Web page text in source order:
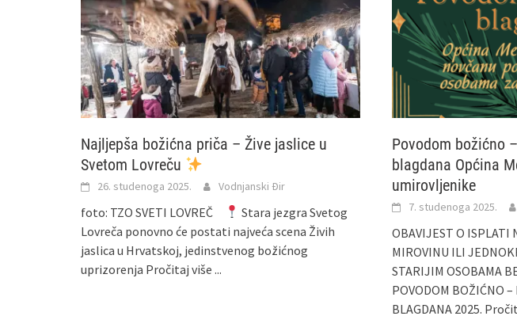
Najljepša božićna priča – Žive jaslice u
Svetom Lovreču
26. studenoga 2025. Vodnjanski Đir
foto: TZO SVETI LOVREČ
Stara jezgra Svetog
Lovreča ponovno će postati najveća scena Živih
jaslica u Hrvatskoj, jedinstvenog božićnog
uprizorenja Pročitaj više ...
Povodom božićno
blagdana Općina
umirovljenike
7. studenoga 2025.
OBAVIJEST O ISPLATI
MIROVINU ILI
STARIJIM OSOBAMA
POVODOM BOŽIĆNO
BLAGDANA 2025.